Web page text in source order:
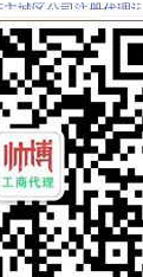
哪家专业？恒茂是
列表网
长期供应公司注册代理
创业者依赖代账公
重庆注册公司,这些问
系统】_重庆列表网
司流程
流程及费用-中介代
场附近注册公司流
司哪家好-商务服务-
专利申请企业黄